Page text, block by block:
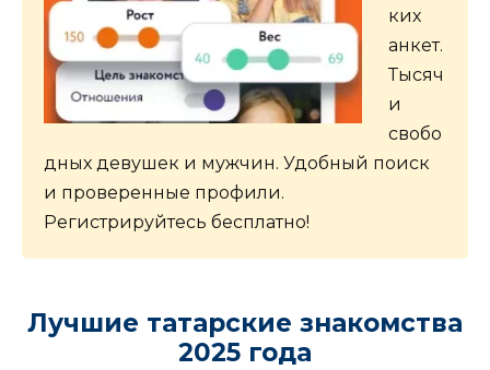
ких
анкет.
Тысяч
и
свобо
дных девушек и мужчин. Удобный поиск
и проверенные профили.
Регистрируйтесь бесплатно!
Лучшие татарские знакомства
2025 года